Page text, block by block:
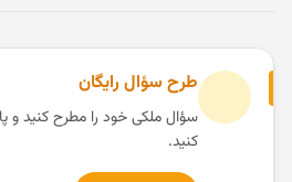
طرح سؤال رایگان
سؤال ملکی خود را مطرح کنید
کنید.